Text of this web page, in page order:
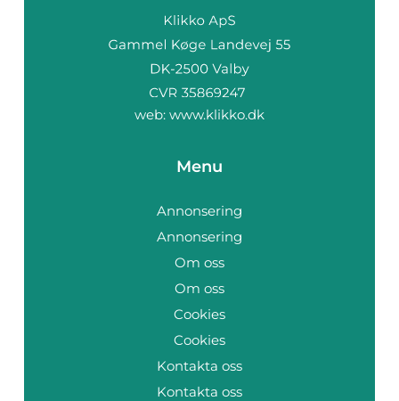
web: www.klikko.dk
Menu
Annonsering
Annonsering
Om oss
Om oss
Cookies
Cookies
Kontakta oss
Kontakta oss